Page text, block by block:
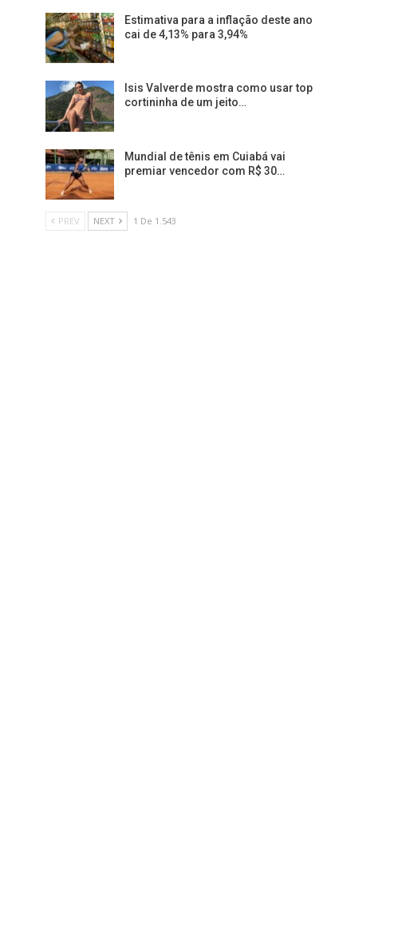
Estimativa para a inflação deste ano
cai de 4,13% para 3,94%
Isis Valverde mostra como usar top
cortininha de um jeito…
Mundial de tênis em Cuiabá vai
premiar vencedor com R$ 30…
PREV NEXT 1 De 1.543